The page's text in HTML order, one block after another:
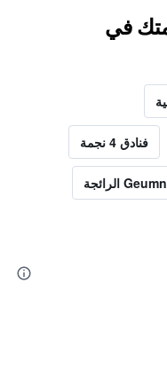
في
فنادق 4 نجمة